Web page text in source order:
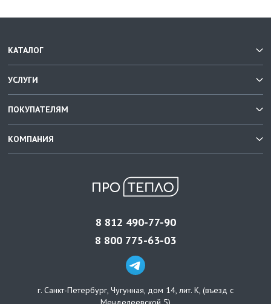
КАТАЛОГ
УСЛУГИ
ПОКУПАТЕЛЯМ
КОМПАНИЯ
8 812 490-77-90
8 800 775-63-03
г. Санкт-Петербург, Чугунная, дом 14, лит. К, (въезд с